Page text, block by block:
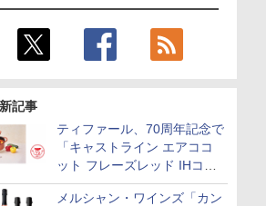
記事
ティファール、70周年記念で
「キャストライン エアココ
ット フレーズレッド IHココ
ット鍋 24cm」数量限定発売
メルシャン・ワインズ「カン